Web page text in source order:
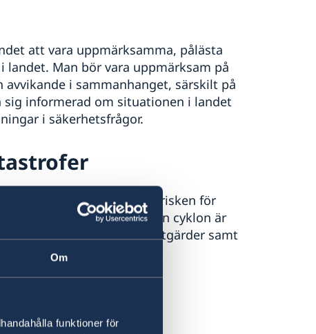
Om
funktioner för
att vara uppmärksamma, pålästa
Man bör vara uppmärksam på
i sammanhanget, särskilt på
informerad om situationen i landet
i säkerhetsfrågor.
den här perioden är risken för
påtaglig. Om en cyklon är
finns eller vidta andra åtgärder samt